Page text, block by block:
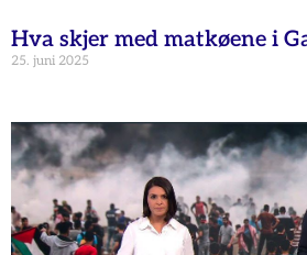
Hva skjer med matkøene i
25. juni 2025